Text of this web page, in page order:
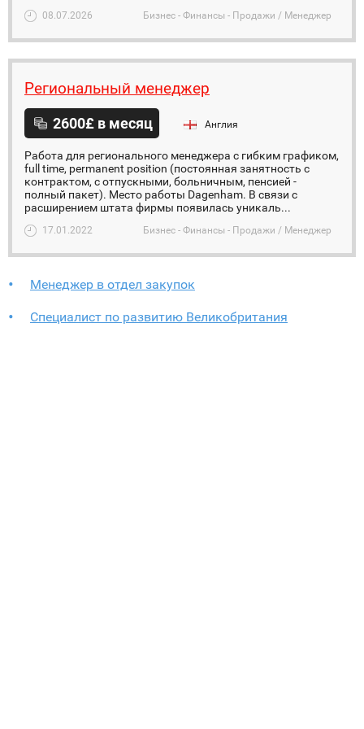
08.07.2026 Бизнес - Финансы - Продажи / Менеджер
Региональный менеджер
2600£ в месяц Англия
Работа для регионального менеджера с гибким графиком,
full time, permanent position (постоянная занятность с
контрактом, с отпускными, больничным, пенсией -
полный пакет). Место работы Dagenham. В связи с
расширением штатa фирмы появилась уникаль...
17.01.2022 Бизнес - Финансы - Продажи / Менеджер
Менеджер в отдел закупок
Специалист по развитию Великобритания